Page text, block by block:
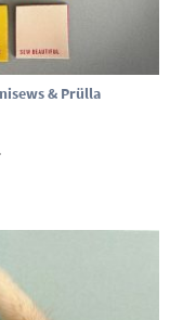
& Prülla